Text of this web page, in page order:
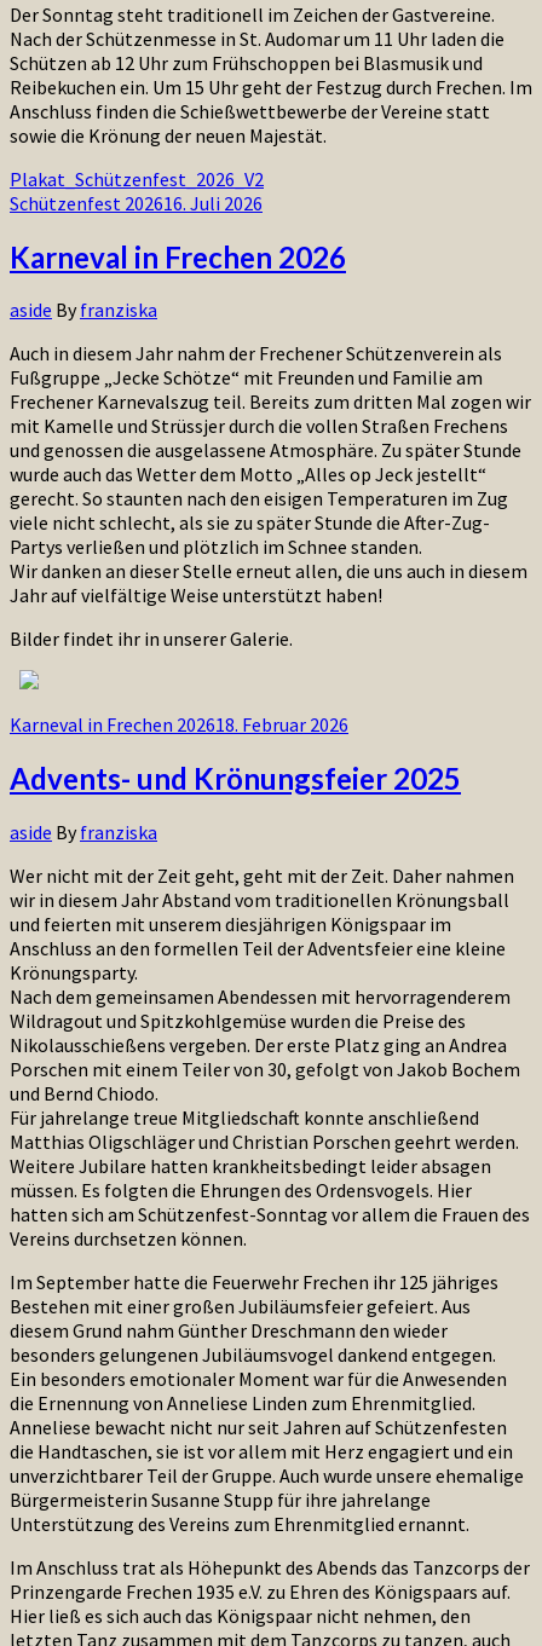
Der Sonntag steht traditionell im Zeichen der Gastvereine.
Nach der Schützenmesse in St. Audomar um 11 Uhr laden die
Schützen ab 12 Uhr zum Frühschoppen bei Blasmusik und
Reibekuchen ein. Um 15 Uhr geht der Festzug durch Frechen. Im
Anschluss finden die Schießwettbewerbe der Vereine statt
sowie die Krönung der neuen Majestät.
Plakat_Schützenfest_2026_V2
Schützenfest 202616. Juli 2026
Karneval in Frechen 2026
aside Byfranziska
Auch in diesem Jahr nahm der Frechener Schützenverein als
Fußgruppe „Jecke Schötze“ mit Freunden und Familie am
Frechener Karnevalszug teil. Bereits zum dritten Mal zogen wir
mit Kamelle und Strüssjer durch die vollen Straßen Frechens
und genossen die ausgelassene Atmosphäre. Zu später Stunde
wurde auch das Wetter dem Motto „Alles op Jeck jestellt“
gerecht. So staunten nach den eisigen Temperaturen im Zug
viele nicht schlecht, als sie zu später Stunde die After-Zug-
Partys verließen und plötzlich im Schnee standen.
Wir danken an dieser Stelle erneut allen, die uns auch in diesem
Jahr auf vielfältige Weise unterstützt haben!
Bilder findet ihr in unserer Galerie.
Karneval in Frechen 202618. Februar 2026
Advents- und Krönungsfeier 2025
aside Byfranziska
Wer nicht mit der Zeit geht, geht mit der Zeit. Daher nahmen
wir in diesem Jahr Abstand vom traditionellen Krönungsball
und feierten mit unserem diesjährigen Königspaar im
Anschluss an den formellen Teil der Adventsfeier eine kleine
Krönungsparty.
Nach dem gemeinsamen Abendessen mit hervorragenderem
Wildragout und Spitzkohlgemüse wurden die Preise des
Nikolausschießens vergeben. Der erste Platz ging an Andrea
Porschen mit einem Teiler von 30, gefolgt von Jakob Bochem
und Bernd Chiodo.
Für jahrelange treue Mitgliedschaft konnte anschließend
Matthias Oligschläger und Christian Porschen geehrt werden.
Weitere Jubilare hatten krankheitsbedingt leider absagen
müssen. Es folgten die Ehrungen des Ordensvogels. Hier
hatten sich am Schützenfest-Sonntag vor allem die Frauen des
Vereins durchsetzen können.
Im September hatte die Feuerwehr Frechen ihr 125 jähriges
Bestehen mit einer großen Jubiläumsfeier gefeiert. Aus
diesem Grund nahm Günther Dreschmann den wieder
besonders gelungenen Jubiläumsvogel dankend entgegen.
Ein besonders emotionaler Moment war für die Anwesenden
die Ernennung von Anneliese Linden zum Ehrenmitglied.
Anneliese bewacht nicht nur seit Jahren auf Schützenfesten
die Handtaschen, sie ist vor allem mit Herz engagiert und ein
unverzichtbarer Teil der Gruppe. Auch wurde unsere ehemalige
Bürgermeisterin Susanne Stupp für ihre jahrelange
Unterstützung des Vereins zum Ehrenmitglied ernannt.
Im Anschluss trat als Höhepunkt des Abends das Tanzcorps der
Prinzengarde Frechen 1935 e.V. zu Ehren des Königspaars auf.
Hier ließ es sich auch das Königspaar nicht nehmen, den
letzten Tanz zusammen mit dem Tanzcorps zu tanzen, auch